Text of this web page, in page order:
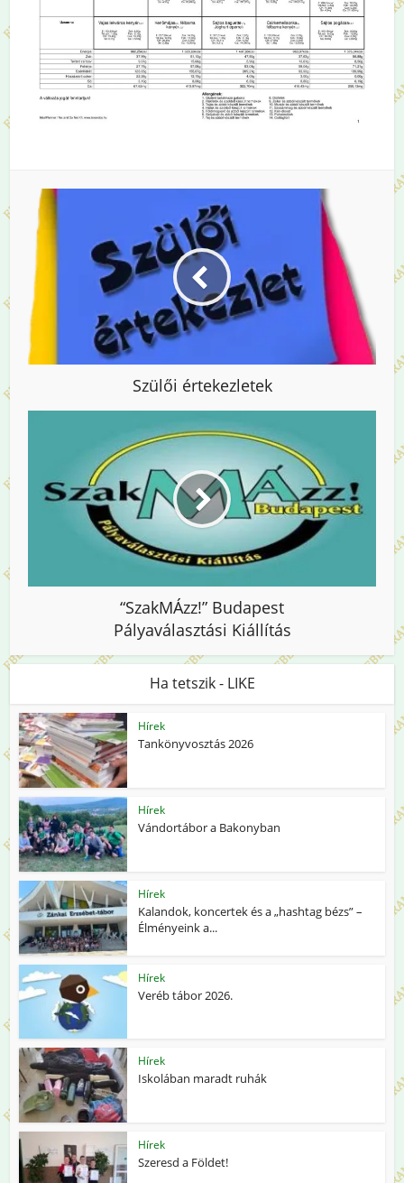
Szülői értekezletek
“SzakMÁzz!” Budapest
Pályaválasztási Kiállítás
Ha tetszik - LIKE
Hírek
Tankönyvosztás 2026
Hírek
Vándortábor a Bakonyban
Hírek
Kalandok, koncertek és a „hashtag bézs” –
Élményeink a...
Hírek
Veréb tábor 2026.
Hírek
Iskolában maradt ruhák
Hírek
Szeresd a Földet!